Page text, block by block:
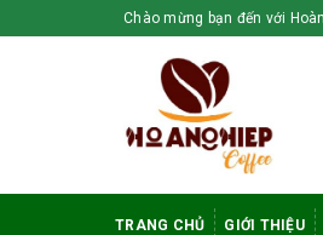
Chào mừng bạn đến với
TRANG CHỦ GIỚI THIỆU